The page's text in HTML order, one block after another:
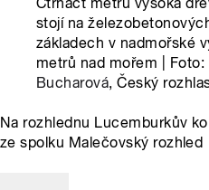
stojí na
základech v nadmořské
metrů nad mořem | Foto:
Bucharová, Český
Na rozhlednu Lucemburkův
ze spolku Malečovský rozhled